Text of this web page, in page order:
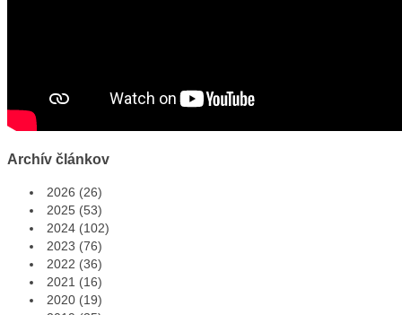
Archív článkov
2026 (26)
2025 (53)
2024 (102)
2023 (76)
2022 (36)
2021 (16)
2020 (19)